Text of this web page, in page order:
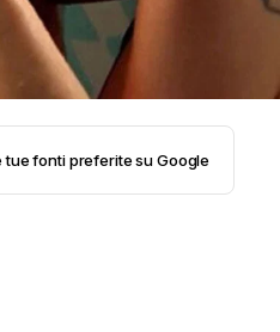
ED
tue fonti preferite su Google